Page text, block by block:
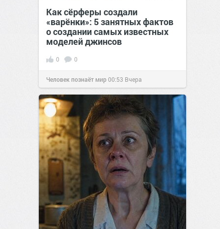
Как сёрферы создали
«варёнки»: 5 занятных фактов
о создании самых известных
моделей джинсов
0 0
Человек познаёт мир00:53 Вчера